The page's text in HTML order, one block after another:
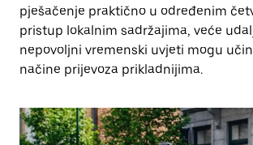
pješačenje praktično u određenim
pristup lokalnim sadržajima, veće
nepovoljni vremenski uvjeti mogu
načine prijevoza prikladnijima.